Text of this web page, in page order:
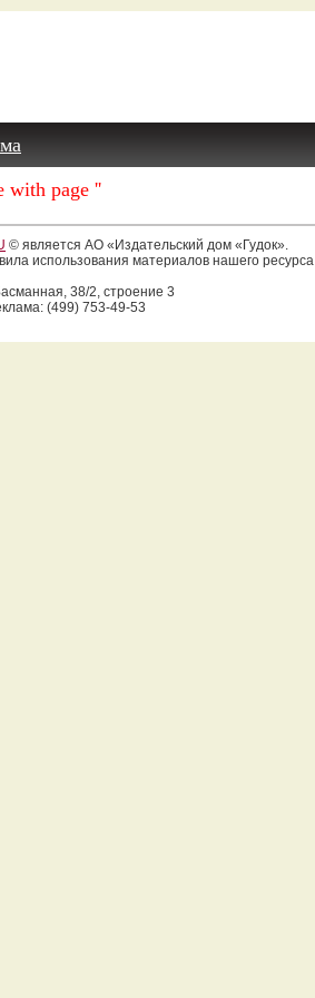
with page ''
© является АО «Издательский дом «Гудок».
использования материалов нашего ресурса
38/2, строение 3
(499) 753-49-53